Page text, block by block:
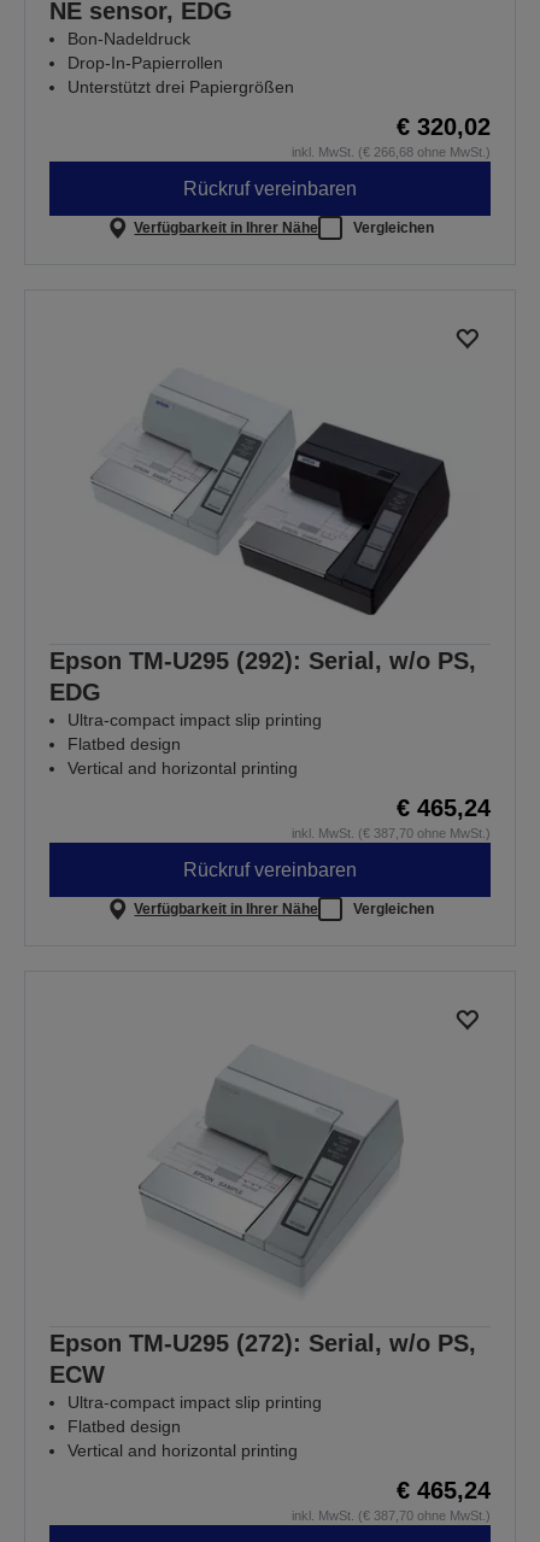
NE sensor, EDG
Bon-Nadeldruck
Drop-In-Papierrollen
Unterstützt drei Papiergrößen
€ 320,02
inkl. MwSt. (€ 266,68 ohne MwSt.)
Rückruf vereinbaren
Verfügbarkeit in Ihrer Nähe Vergleichen
Epson TM-U295 (292): Serial, w/o PS,
EDG
Ultra-compact impact slip printing
Flatbed design
Vertical and horizontal printing
€ 465,24
inkl. MwSt. (€ 387,70 ohne MwSt.)
Rückruf vereinbaren
Verfügbarkeit in Ihrer Nähe Vergleichen
Epson TM-U295 (272): Serial, w/o PS,
ECW
Ultra-compact impact slip printing
Flatbed design
Vertical and horizontal printing
€ 465,24
inkl. MwSt. (€ 387,70 ohne MwSt.)